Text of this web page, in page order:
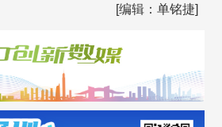
[编辑：单铭捷]